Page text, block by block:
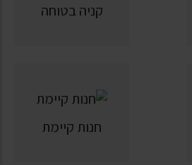
קניה בטוחה
חנות קיימת